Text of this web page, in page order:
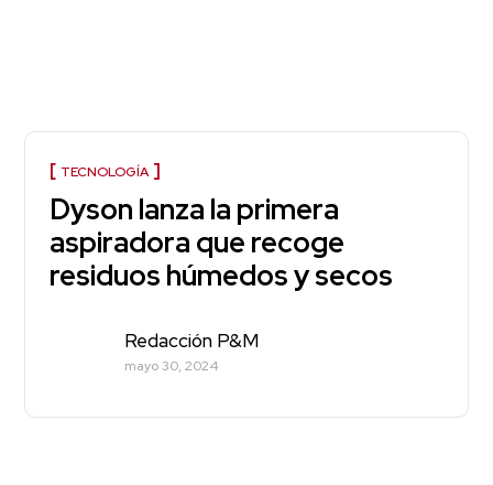
TECNOLOGÍA
Dyson lanza la primera
aspiradora que recoge
residuos húmedos y secos
Redacción P&M
mayo 30, 2024